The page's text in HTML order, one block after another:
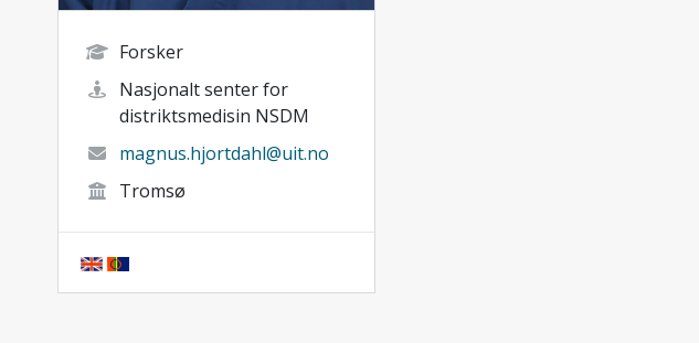
Forsker
Nasjonalt senter for
distriktsmedisin NSDM
magnus.hjortdahl@uit.no
Tromsø